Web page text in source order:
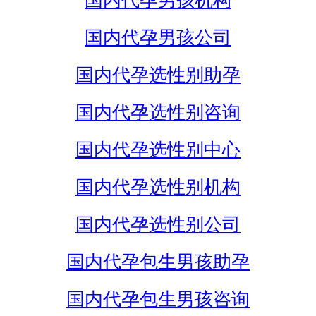
国内代孕男孩公司
国内代孕选性别助孕
国内代孕选性别咨询
国内代孕选性别中心
国内代孕选性别机构
国内代孕选性别公司
国内代孕包生男孩助孕
国内代孕包生男孩咨询